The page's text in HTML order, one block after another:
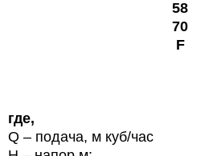
58
70
F
где,
Q – подача, м куб/час